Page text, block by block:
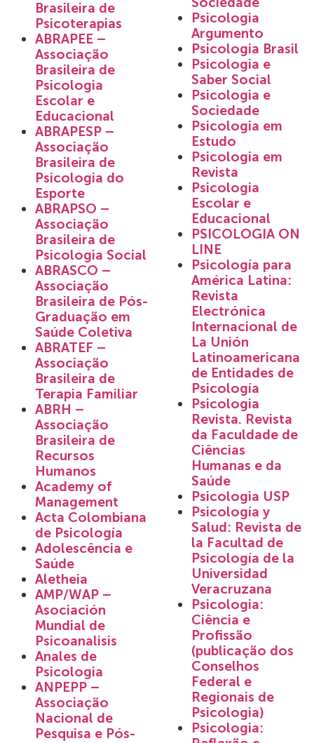
Brasileira de
Psicoterapias
ABRAPEE –
Associação
Brasileira de
Psicologia
Escolar e
Educacional
ABRAPESP –
Associação
Brasileira de
Psicologia do
Esporte
ABRAPSO –
Associação
Brasileira de
Psicologia Social
ABRASCO –
Associação
Brasileira de Pós-
Graduação em
Saúde Coletiva
ABRATEF –
Associação
Brasileira de
Terapia Familiar
ABRH –
Associação
Brasileira de
Recursos
Humanos
Academy of
Management
Acta Colombiana
de Psicología
Adolescência e
Saúde
Aletheia
AMP/WAP –
Asociación
Mundial de
Psicoanalisis
Anales de
Psicologia
ANPEPP –
Associação
Nacional de
Pesquisa e Pós-
Psicologia
Argumento
Psicologia Brasil
Psicologia e
Saber Social
Psicologia e
Sociedade
Psicologia em
Estudo
Psicologia em
Revista
Psicologia
Escolar e
Educacional
PSICOLOGIA ON
LINE
Psicología para
América Latina:
Revista
Electrónica
Internacional de
La Unión
Latinoamericana
de Entidades de
Psicología
Psicologia
Revista. Revista
da Faculdade de
Ciências
Humanas e da
Saúde
Psicologia USP
Psicología y
Salud: Revista de
la Facultad de
Psicología de la
Universidad
Veracruzana
Psicologia:
Ciência e
Profissão
(publicação dos
Conselhos
Federal e
Regionais de
Psicologia)
Psicologia: